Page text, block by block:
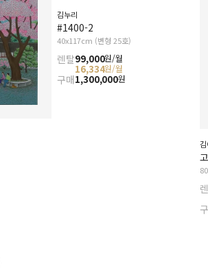
김누리
#1400-2
40x117cm (변형 25호)
렌탈99,000원/월
16,334원/월
구매1,300,000원